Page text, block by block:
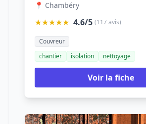
📍 Chambéry
★★★★★ 4.6/5 (117 avis)
Couvreur
chantier
isolation nettoyage
Voir la fiche